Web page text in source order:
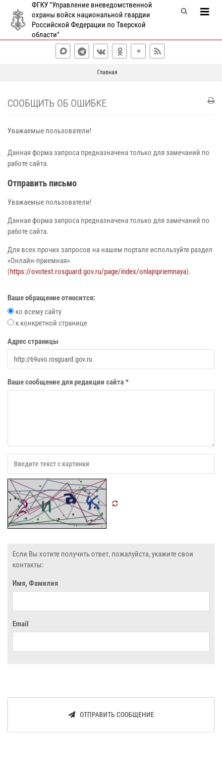
ФГКУ "Управление вневедомственной
охраны войск национальной гвардии
Российской Федерации по Тверской
области"
Главная
СООБЩИТЬ ОБ ОШИБКЕ
Уважаемые пользователи!
Данная форма запроса предназначена только для замечаний по
работе сайта.
Отправить письмо
Уважаемые пользователи!
Данная форма запроса предназначена только для замечаний по
работе сайта.
Для всех прочих запросов на нашем портале используйте раздел
«Онлайн-приемная»
(https://ovotest.rosguard.gov.ru/page/index/onlajnpriemnaya).
Ваше обращение относится:
ко всему сайту
к конкретной странице
Адрес страницы
Ваше сообщение для редакции сайта *
Если Вы хотите получить ответ, пожалуйста, укажите свои
контакты:
Имя, Фамилия
Email
ОТПРАВИТЬ СООБЩЕНИЕ